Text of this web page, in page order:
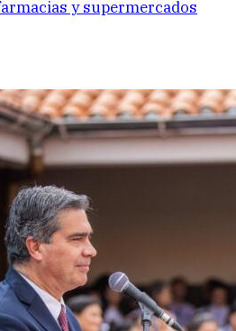
y supermercados